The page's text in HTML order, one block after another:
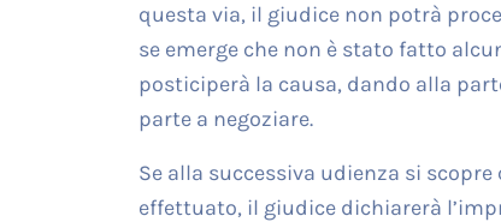
questa via, il giudice non potrà
se emerge che non è stato fatto
posticiperà la causa, dando alla
parte a negoziare.
Se alla successiva udienza si
effettuato, il giudice dichiarerà